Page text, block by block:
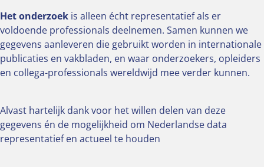
Het onderzoek is alleen écht representatief als er
voldoende professionals deelnemen. Samen kunnen we
gegevens aanleveren die gebruikt worden in internationale
publicaties en vakbladen, en waar onderzoekers, opleiders
en collega-professionals wereldwijd mee verder kunnen.
Alvast hartelijk dank voor het willen delen van deze
gegevens én de mogelijkheid om Nederlandse data
representatief en actueel te houden